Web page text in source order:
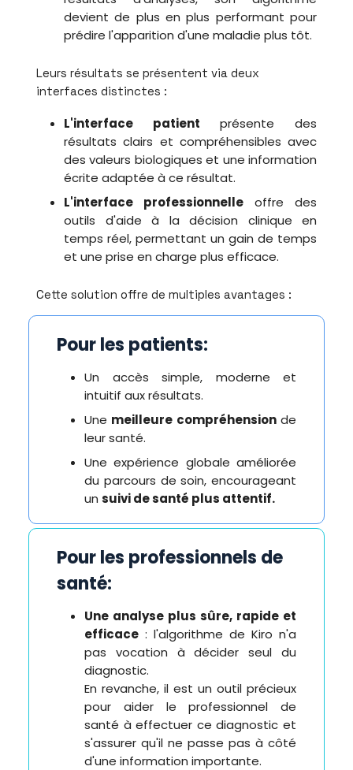
devient de plus en plus performant pour
prédire l'apparition d'une maladie plus tôt.
Leurs résultats se présentent via deux
interfaces distinctes :
L'interface patient présente des
résultats clairs et compréhensibles avec
des valeurs biologiques et une information
écrite adaptée à ce résultat.
L'interface professionnelle offre des
outils d'aide à la décision clinique en
temps réel, permettant un gain de temps
et une prise en charge plus efficace.
Cette solution offre de multiples avantages :
Pour les patients:
Un accès simple, moderne et
intuitif aux résultats.
Une meilleure compréhensionde
leur santé.
Une expérience globale améliorée
du parcours de soin, encourageant
un suivi de santé plus attentif.
Pour les professionnels de
santé:
Une analyse plus sûre, rapide et
efficace : l'algorithme de Kiro n'a
pas vocation à décider seul du
diagnostic.
En revanche, il est un outil précieux
pour aider le professionnel de
santé à effectuer ce diagnostic et
s'assurer qu'il ne passe pas à côté
d'une information importante.